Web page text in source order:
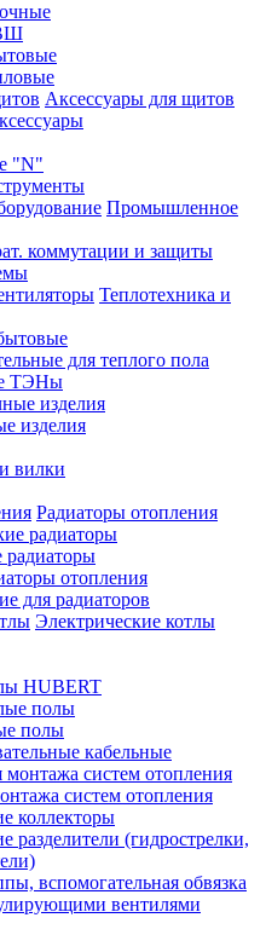
Аксессуары для щитов
"N"
Промышленное
коммутации и защиты
Теплотехника и
для теплого пола
ТЭНы
изделия
вилки
Радиаторы отопления
радиаторы
отопления
для радиаторов
Электрические котлы
HUBERT
полы
полы
кабельные
систем отопления
коллекторы
разделители (гидрострелки,
вспомогательная обвязка